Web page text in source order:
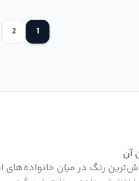
1
2
آن
رنگ در میان خانواده‌های